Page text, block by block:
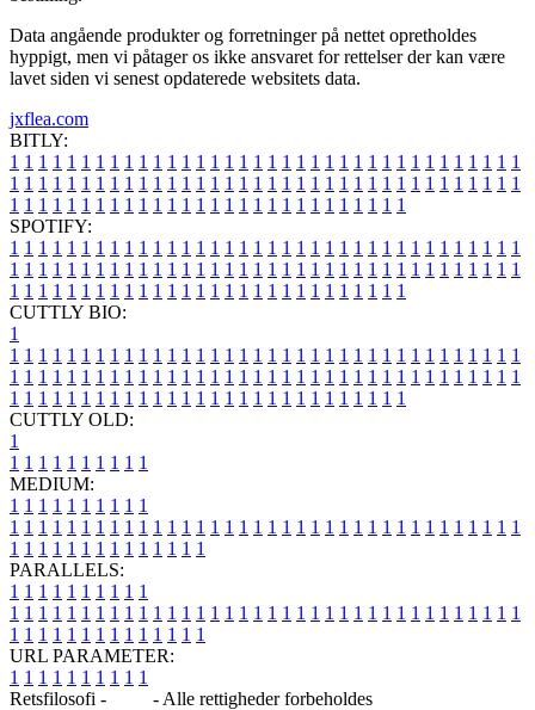
Data angående produkter og forretninger på nettet opretholdes
hyppigt, men vi påtager os ikke ansvaret for rettelser der kan være
lavet siden vi senest opdaterede websitets data.
jxflea.com
BITLY:
1 1 1 1 1 1 1 1 1 1 1 1 1 1 1 1 1 1 1 1 1 1 1 1 1 1 1 1 1 1 1 1 1 1 1 1
1 1 1 1 1 1 1 1 1 1 1 1 1 1 1 1 1 1 1 1 1 1 1 1 1 1 1 1 1 1 1 1 1 1 1 1
1 1 1 1 1 1 1 1 1 1 1 1 1 1 1 1 1 1 1 1 1 1 1 1 1 1 1 1
SPOTIFY:
1 1 1 1 1 1 1 1 1 1 1 1 1 1 1 1 1 1 1 1 1 1 1 1 1 1 1 1 1 1 1 1 1 1 1 1
1 1 1 1 1 1 1 1 1 1 1 1 1 1 1 1 1 1 1 1 1 1 1 1 1 1 1 1 1 1 1 1 1 1 1 1
1 1 1 1 1 1 1 1 1 1 1 1 1 1 1 1 1 1 1 1 1 1 1 1 1 1 1 1
CUTTLY BIO:
1
1 1 1 1 1 1 1 1 1 1 1 1 1 1 1 1 1 1 1 1 1 1 1 1 1 1 1 1 1 1 1 1 1 1 1 1
1 1 1 1 1 1 1 1 1 1 1 1 1 1 1 1 1 1 1 1 1 1 1 1 1 1 1 1 1 1 1 1 1 1 1 1
1 1 1 1 1 1 1 1 1 1 1 1 1 1 1 1 1 1 1 1 1 1 1 1 1 1 1 1
CUTTLY OLD:
1
1 1 1 1 1 1 1 1 1 1
MEDIUM:
1 1 1 1 1 1 1 1 1 1
1 1 1 1 1 1 1 1 1 1 1 1 1 1 1 1 1 1 1 1 1 1 1 1 1 1 1 1 1 1 1 1 1 1 1 1
1 1 1 1 1 1 1 1 1 1 1 1 1 1
PARALLELS:
1 1 1 1 1 1 1 1 1 1
1 1 1 1 1 1 1 1 1 1 1 1 1 1 1 1 1 1 1 1 1 1 1 1 1 1 1 1 1 1 1 1 1 1 1 1
1 1 1 1 1 1 1 1 1 1 1 1 1 1
URL PARAMETER:
1 1 1 1 1 1 1 1 1 1
Retsfilosofi -
- Alle rettigheder forbeholdes